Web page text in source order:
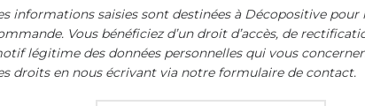
informations saisies sont destinées à Décopositive
Vous bénéficiez d’un droit d’accès, de
légitime des données personnelles qui vous
droits en nous écrivant via notre formulaire de contact.